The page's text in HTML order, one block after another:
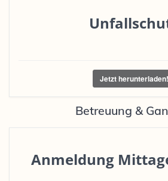
Jetzt herunterladen!
Betreuung &
Anmeldung